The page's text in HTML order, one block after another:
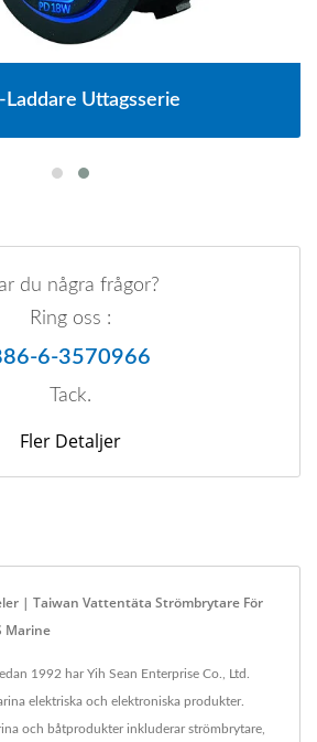
Laddare Uttagsserie
du några frågor?
Ring oss :
6-3570966
Tack.
Fler Detaljer
| Taiwan Vattentäta Strömbrytare För
Marine
1992 har Yih Sean Enterprise Co., Ltd.
elektriska och elektroniska produkter.
och båtprodukter inkluderar strömbrytare,